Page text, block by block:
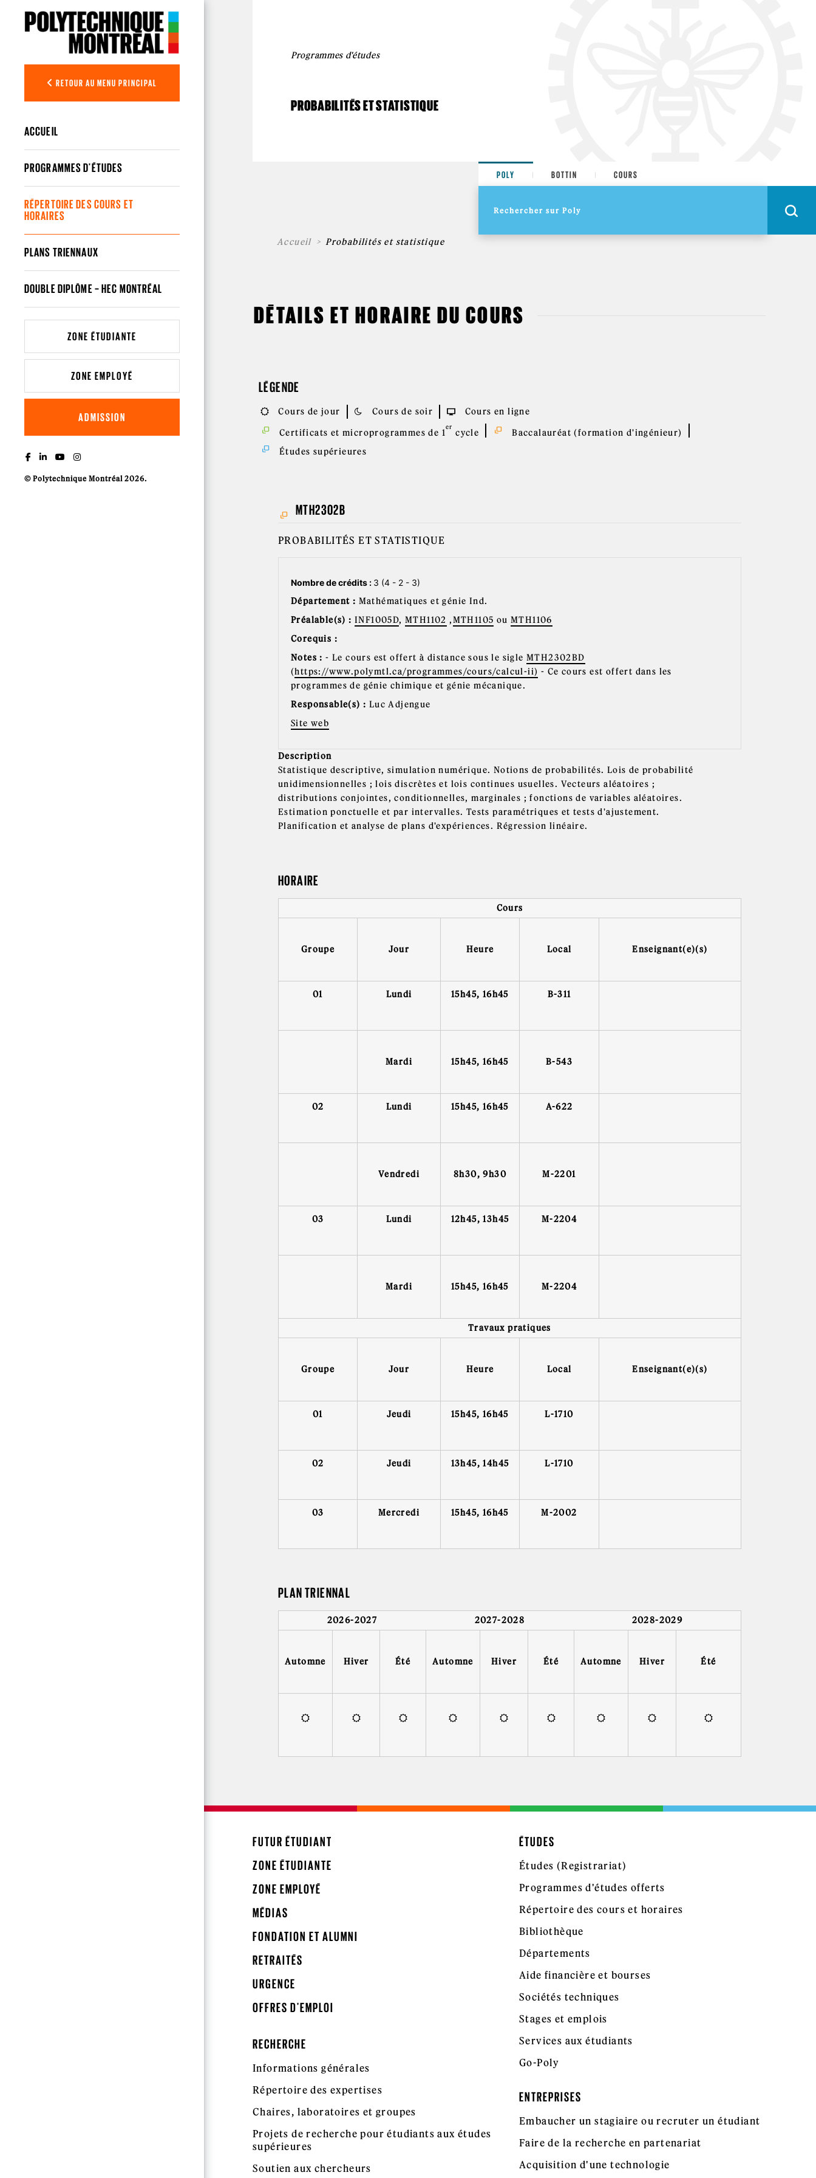
RETOUR AU MENU PRINCIPAL
ACCUEIL
PROGRAMMES D'ÉTUDES
RÉPERTOIRE DES COURS ET
HORAIRES
PLANS TRIENNAUX
DOUBLE DIPLÔME – HEC MONTRÉAL
ZONE ÉTUDIANTE
ZONE EMPLOYÉ
ADMISSION
© Polytechnique Montréal 2026.
Programmes d'études
PROBABILITÉS ET STATISTIQUE
POLY BOTTIN COURS
Accueil Probabilités et statistique
DÉTAILS ET HORAIRE DU COURS
LÉGENDE
Cours de jour Cours de soir
Cours en ligne
Certificats et microprogrammes de 1
er
cycle
Baccalauréat (formation d'ingénieur)
Études supérieures
MTH2302B
PROBABILITÉS ET STATISTIQUE
Nombre de crédits : 3 (4 - 2 - 3)
Département : Mathématiques et génie Ind.
Préalable(s) : INF1005D,MTH1102 ,MTH1105 ouMTH1106
Corequis :
Notes :- Le cours est offert à distance sous le sigleMTH2302BD
(https://www.polymtl.ca/programmes/cours/calcul-ii) - Ce cours est offert dans les
programmes de génie chimique et génie mécanique.
Responsable(s) : Luc Adjengue
Site web
Description
Statistique descriptive, simulation numérique. Notions de probabilités. Lois de probabilité
unidimensionnelles ; lois discrètes et lois continues usuelles. Vecteurs aléatoires ;
distributions conjointes, conditionnelles, marginales ; fonctions de variables aléatoires.
Estimation ponctuelle et par intervalles. Tests paramétriques et tests d'ajustement.
Planification et analyse de plans d'expériences. Régression linéaire.
HORAIRE
Cours
Groupe Jour Heure Local Enseignant(e)(s)
01 Lundi 15h45, 16h45 B-311
Mardi 15h45, 16h45 B-543
02 Lundi 15h45, 16h45 A-622
Vendredi 8h30, 9h30 M-2201
03 Lundi 12h45, 13h45 M-2204
Mardi 15h45, 16h45 M-2204
Travaux pratiques
Groupe Jour Heure Local Enseignant(e)(s)
01 Jeudi 15h45, 16h45 L-1710
02 Jeudi 13h45, 14h45 L-1710
03 Mercredi 15h45, 16h45 M-2002
PLAN TRIENNAL
2026-2027 2027-2028 2028-2029
Automne Hiver Été Automne Hiver Été Automne Hiver Été
FUTUR ÉTUDIANT
ZONE ÉTUDIANTE
ZONE EMPLOYÉ
MÉDIAS
FONDATION ET ALUMNI
RETRAITÉS
URGENCE
OFFRES D'EMPLOI
ÉTUDES
Études (Registrariat)
Programmes d'études offerts
Répertoire des cours et horaires
Bibliothèque
Départements
Aide financière et bourses
Sociétés techniques
Stages et emplois
Services aux étudiants
Go-Poly
RECHERCHE
Informations générales
Répertoire des expertises
Chaires, laboratoires et groupes
Projets de recherche pour étudiants aux études
supérieures
Soutien aux chercheurs
ENTREPRISES
Embaucher un stagiaire ou recruter un étudiant
Faire de la recherche en partenariat
Acquisition d'une technologie